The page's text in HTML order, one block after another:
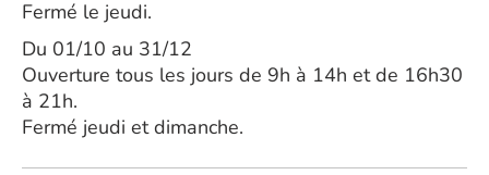
Fermé le jeudi.
Du 01/10 au 31/12
Ouverture tous les jours de 9h à 14h et de 16h30
à 21h.
Fermé jeudi et dimanche.